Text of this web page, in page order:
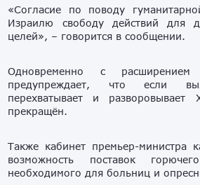
«Согласие по поводу
Израилю свободу действий для
целей», – говорится в сообщении.
Одновременно с
предупреждает, что если
перехватывает и
прекращён.
Также кабинет премьер-министра
возможность поставок
необходимого для больниц и